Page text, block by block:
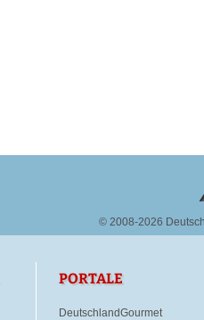
© 2008-2026
PORTALE
DeutschlandGourmet